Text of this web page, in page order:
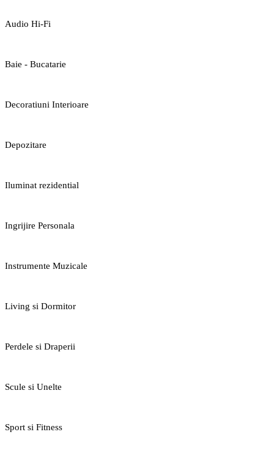
Audio Hi-Fi
Baie - Bucatarie
Decoratiuni Interioare
Depozitare
Iluminat rezidential
Ingrijire Personala
Instrumente Muzicale
Living si Dormitor
Perdele si Draperii
Scule si Unelte
Sport si Fitness